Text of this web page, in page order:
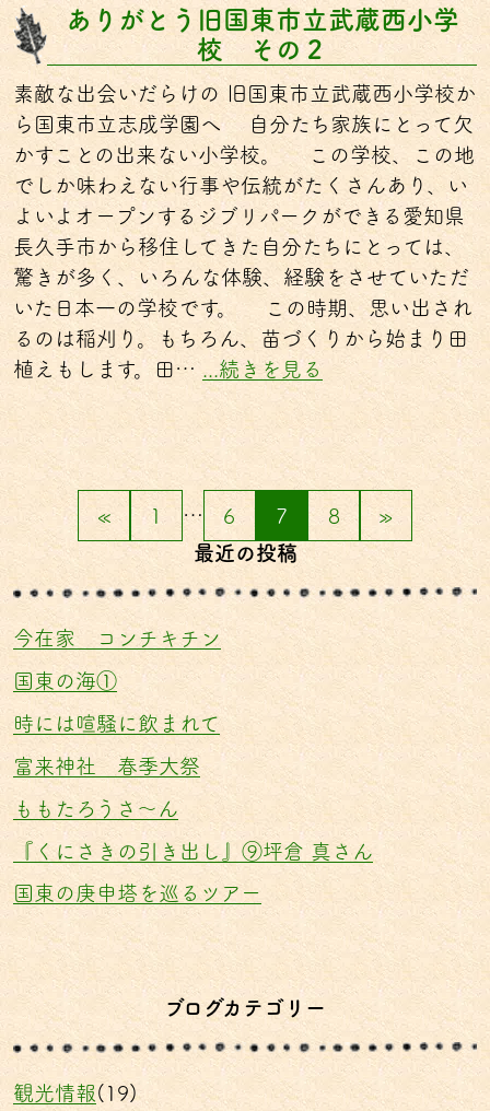
ありがとう旧国東市立武蔵西小学
校 その２
素敵な出会いだらけの 旧国東市立武蔵西小学校か
ら国東市立志成学園へ 自分たち家族にとって欠
かすことの出来ない小学校。 この学校、この地
でしか味わえない行事や伝統がたくさんあり、い
よいよオープンするジブリパークができる愛知県
長久手市から移住してきた自分たちにとっては、
驚きが多く、いろんな体験、経験をさせていただ
いた日本一の学校です。 この時期、思い出され
るのは稲刈り。もちろん、苗づくりから始まり田
植えもします。田…
...続きを見る
« 1 … 6 7 8
»
最近の投稿
今在家 コンチキチン
国東の海①
時には喧騒に飲まれて
富来神社 春季大祭
ももたろうさ〜ん
『くにさきの引き出し』⑨坪倉 真さん
国東の庚申塔を巡るツアー
ブログカテゴリー
観光情報 (19)